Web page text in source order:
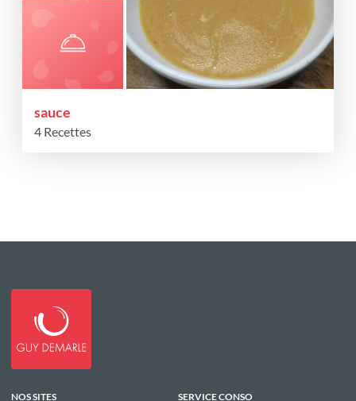
sauce
4 Recettes
NOS SITES SERVICE CONSO